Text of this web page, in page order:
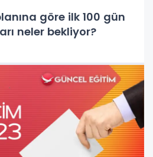
göre ilk 100 gün
neler bekliyor?